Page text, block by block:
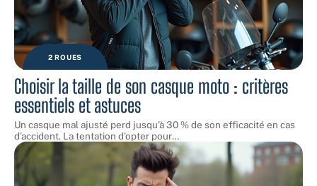
2 ROUES
Choisir la taille de son casque moto : critères
essentiels et astuces
Un casque mal ajusté perd jusqu'à 30 % de son efficacité en cas
d'accident. La tentation d'opter pour…